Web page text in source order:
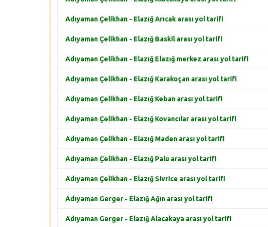
Adıyaman Çelikhan - Elazığ Arıcak arası yol tarifi
Adıyaman Çelikhan - Elazığ Baskil arası yol tarifi
Adıyaman Çelikhan - Elazığ Elazığ merkez arası yol tarifi
Adıyaman Çelikhan - Elazığ Karakoçan arası yol tarifi
Adıyaman Çelikhan - Elazığ Keban arası yol tarifi
Adıyaman Çelikhan - Elazığ Kovancılar arası yol tarifi
Adıyaman Çelikhan - Elazığ Maden arası yol tarifi
Adıyaman Çelikhan - Elazığ Palu arası yol tarifi
Adıyaman Çelikhan - Elazığ Sivrice arası yol tarifi
Adıyaman Gerger - Elazığ Ağın arası yol tarifi
Adıyaman Gerger - Elazığ Alacakaya arası yol tarifi